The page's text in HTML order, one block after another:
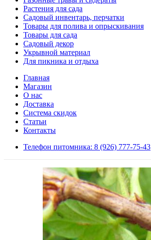
Растения для сада
Садовый инвентарь, перчатки
Товары для полива и опрыскивания
Товары для сада
Садовый декор
Укрывной материал
Для пикника и отдыха
Главная
Магазин
О нас
Доставка
Система скидок
Статьи
Контакты
Телефон питомника: 8 (926) 777-75-43